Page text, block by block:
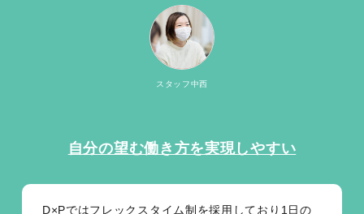
スタッフ中西
自分の望む働き方を実現しやすい
D×Pではフレックスタイム制を採用しており1日の